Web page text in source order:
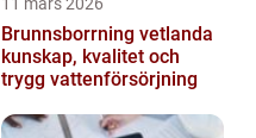
Brunnsborrning vetlanda
kunskap, kvalitet och
trygg vattenförsörjning